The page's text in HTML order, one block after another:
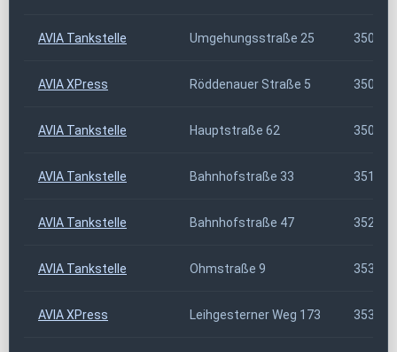
AVIA Tankstelle Umgehungsstraße 25 35043
AVIA XPress Röddenauer Straße 5 35066
AVIA Tankstelle Hauptstraße 62 35080
AVIA Tankstelle Bahnhofstraße 33 35112
AVIA Tankstelle Bahnhofstraße 47 35216
AVIA Tankstelle Ohmstraße 9 35327
AVIA XPress Leihgesterner Weg 173 35392